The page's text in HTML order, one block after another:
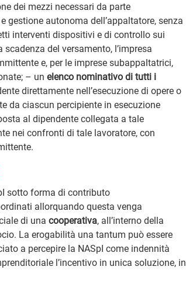
dei mezzi necessari da parte
gestione autonoma dell’appaltatore, senza
interventi dispositivi e di controllo sui
del versamento, l’impresa
e, per le imprese subappaltatrici,
– un elenco nominativo di tutti i
direttamente nell’esecuzione di opere o
da ciascun percipiente in esecuzione
al dipendente collegata a tale
nei confronti di tale lavoratore, con
sotto forma di contributo
allorquando questa venga
di una cooperativa, all’interno della
La erogabilità una tantum può essere
a percepire la NASpI come indennità
l’incentivo in unica soluzione, in